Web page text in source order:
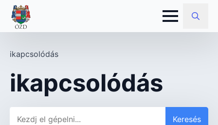
Search
ikapcsolódás
ikapcsolódás
Keresés